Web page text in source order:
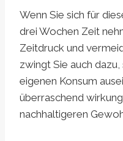
Wenn Sie sich für
drei Wochen Zeit
Zeitdruck und
zwingt Sie auch
eigenen Konsum
überraschend
nachhaltigeren